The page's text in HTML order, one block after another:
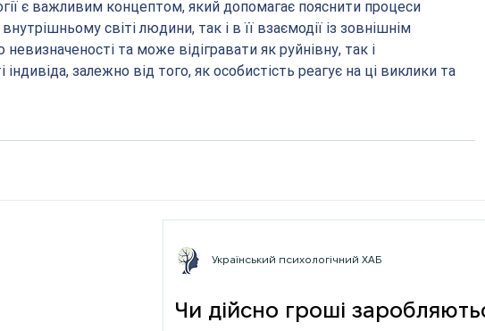
є важливим концептом, який допомагає пояснити процеси
внутрішньому світі людини, так і в її взаємодії із зовнішнім
та може відігравати як руйнівну, так і
залежно від того, як особистість реагує на ці виклики та
Чи дійсно гроші
Український психологічний ХАБ